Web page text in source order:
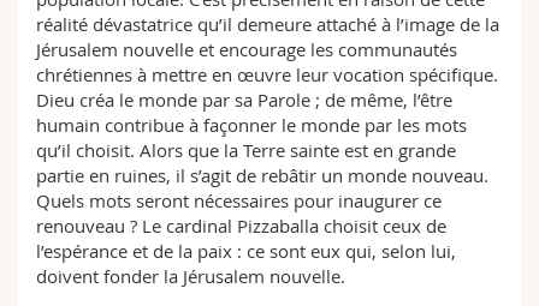
réalité dévastatrice qu’il demeure attaché à l’image de la
Jérusalem nouvelle et encourage les communautés
chrétiennes à mettre en œuvre leur vocation spécifique.
Dieu créa le monde par sa Parole ; de même, l’être
humain contribue à façonner le monde par les mots
qu’il choisit. Alors que la Terre sainte est en grande
partie en ruines, il s’agit de rebâtir un monde nouveau.
Quels mots seront nécessaires pour inaugurer ce
renouveau ? Le cardinal Pizzaballa choisit ceux de
l’espérance et de la paix : ce sont eux qui, selon lui,
doivent fonder la Jérusalem nouvelle.